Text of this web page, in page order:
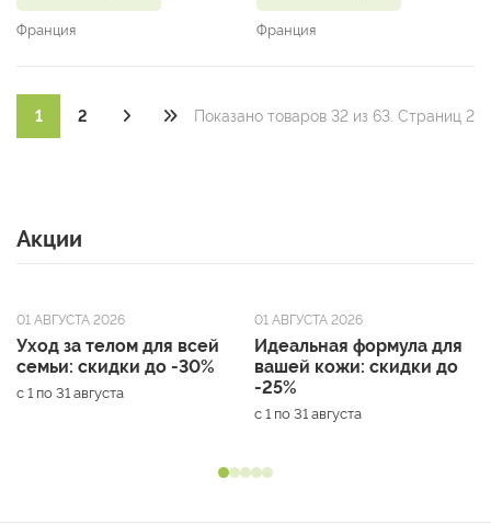
Франция Франция
1 2 Показано товаров 32 из 63. Страниц 2
Акции
01 АВГУСТА 2026
Уход за телом для всей
семьи: скидки до -30%
с 1 по 31 августа
01 АВГУСТА 2026
Идеальная формула для
вашей кожи: скидки до
-25%
с 1 по 31 августа